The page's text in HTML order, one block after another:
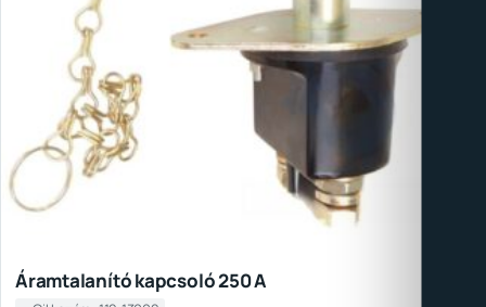
Áramtalanító kapcsoló 250 A